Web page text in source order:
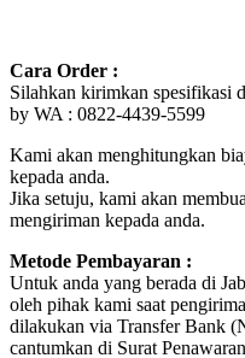
Cara Order :
Silahkan kirimkan spesifikasi
by WA : 0822-4439-5599
Kami akan menghitungkan
kepada anda.
Jika setuju, kami akan
mengiriman kepada anda.
Metode Pembayaran :
Untuk anda yang berada di
oleh pihak kami saat
dilakukan via Transfer Bank
cantumkan di Surat